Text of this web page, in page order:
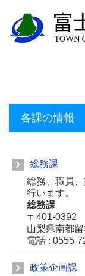
各課の情報
総務課
総務、職員
行います。
総務課
〒401-0392
山梨県南都
電話 : 0555-
政策企画課